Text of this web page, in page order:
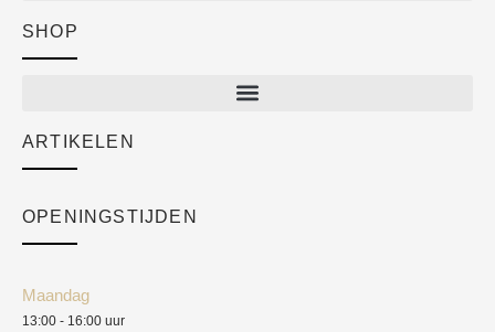
Academy
SHOP
ARTIKELEN
OPENINGSTIJDEN
Maandag
13:00 - 16:00 uur